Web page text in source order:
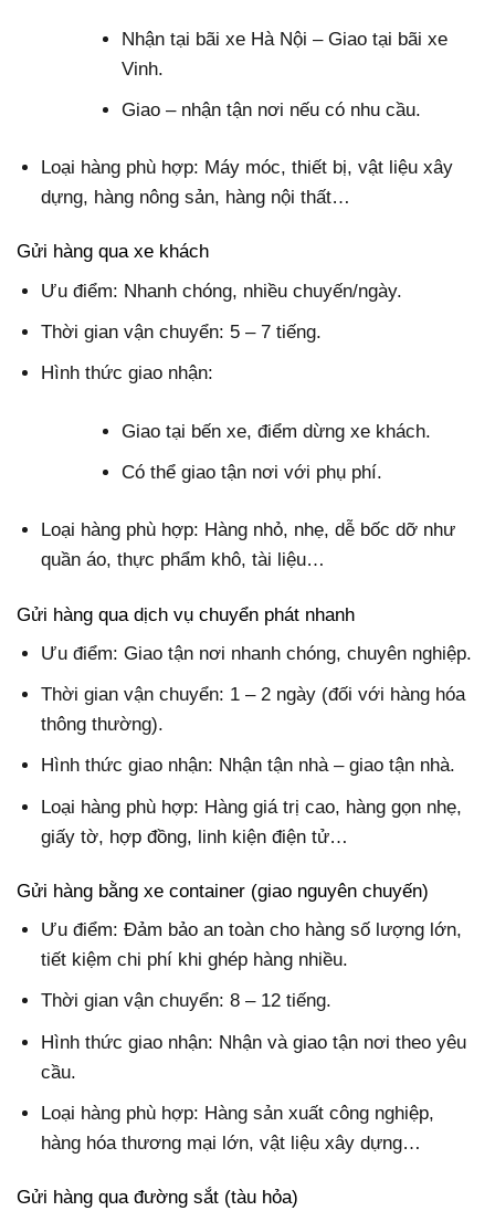
Nhận tại bãi xe Hà Nội – Giao tại bãi xe
Vinh.
Giao – nhận tận nơi nếu có nhu cầu.
Loại hàng phù hợp: Máy móc, thiết bị, vật liệu xây
dựng, hàng nông sản, hàng nội thất…
Gửi hàng qua xe khách
Ưu điểm: Nhanh chóng, nhiều chuyến/ngày.
Thời gian vận chuyển: 5 – 7 tiếng.
Hình thức giao nhận:
Giao tại bến xe, điểm dừng xe khách.
Có thể giao tận nơi với phụ phí.
Loại hàng phù hợp: Hàng nhỏ, nhẹ, dễ bốc dỡ như
quần áo, thực phẩm khô, tài liệu…
Gửi hàng qua dịch vụ chuyển phát nhanh
Ưu điểm: Giao tận nơi nhanh chóng, chuyên nghiệp.
Thời gian vận chuyển: 1 – 2 ngày (đối với hàng hóa
thông thường).
Hình thức giao nhận: Nhận tận nhà – giao tận nhà.
Loại hàng phù hợp: Hàng giá trị cao, hàng gọn nhẹ,
giấy tờ, hợp đồng, linh kiện điện tử…
Gửi hàng bằng xe container (giao nguyên chuyến)
Ưu điểm: Đảm bảo an toàn cho hàng số lượng lớn,
tiết kiệm chi phí khi ghép hàng nhiều.
Thời gian vận chuyển: 8 – 12 tiếng.
Hình thức giao nhận: Nhận và giao tận nơi theo yêu
cầu.
Loại hàng phù hợp: Hàng sản xuất công nghiệp,
hàng hóa thương mại lớn, vật liệu xây dựng…
Gửi hàng qua đường sắt (tàu hỏa)